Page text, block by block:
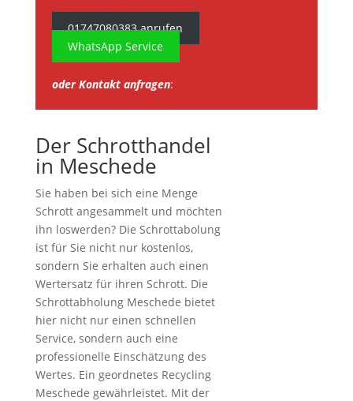
01747080383 anrufen
WhatsApp Service
oder Kontakt anfragen:
Der Schrotthandel
in Meschede
Sie haben bei sich eine Menge
Schrott angesammelt und möchten
ihn loswerden? Die Schrottabolung
ist für Sie nicht nur kostenlos,
sondern Sie erhalten auch einen
Wertersatz für ihren Schrott. Die
Schrottabholung Meschede bietet
hier nicht nur einen schnellen
Service, sondern auch eine
professionelle Einschätzung des
Wertes. Ein geordnetes Recycling
Meschede gewährleistet. Mit der